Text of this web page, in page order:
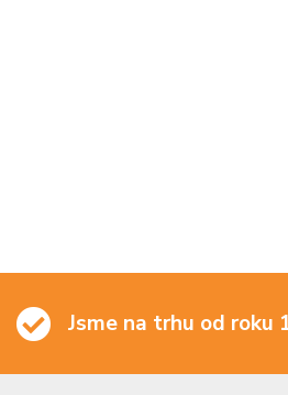
Jsme na trhu od roku